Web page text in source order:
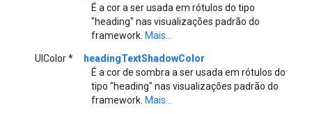
É a cor a ser usada em rótulos do tipo
"heading" nas visualizações padrão do
framework. Mais...
UIColor *
headingTextShadowColor
É a cor de sombra a ser usada em rótulos do
tipo "heading" nas visualizações padrão do
framework. Mais...